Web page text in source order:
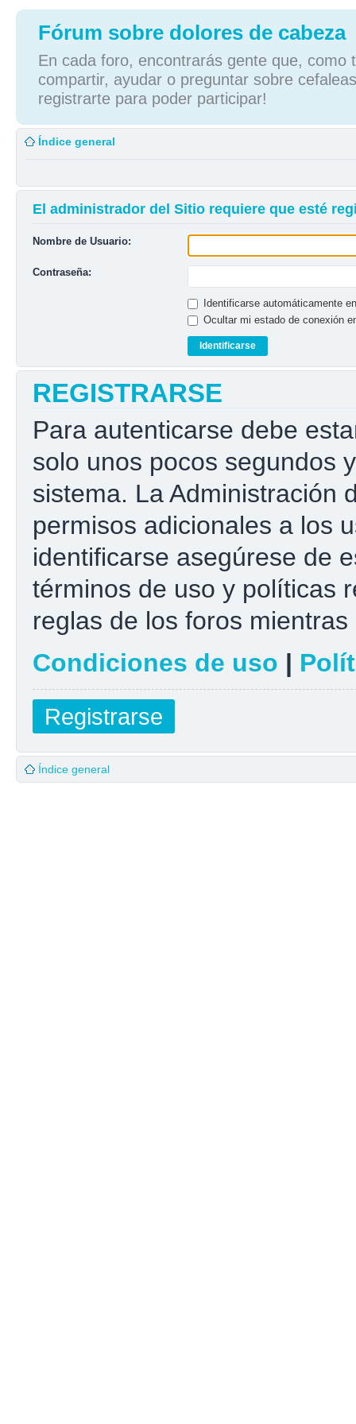
Fórum sobre dolores de cabeza
En cada foro, encontrarás gente que, como
compartir, ayudar o preguntar sobre
registrarte para poder participar!
Índice general
El administrador del Sitio requiere que esté
Nombre de Usuario:
Contraseña:
Identificarse automáticamente
Ocultar mi estado de conexión
REGISTRARSE
Para autenticarse debe
solo unos pocos segundos
sistema. La Administración
permisos adicionales a los
identificarse asegúrese de
términos de uso y políticas
reglas de los foros
Condiciones de uso |
Registrarse
Índice general